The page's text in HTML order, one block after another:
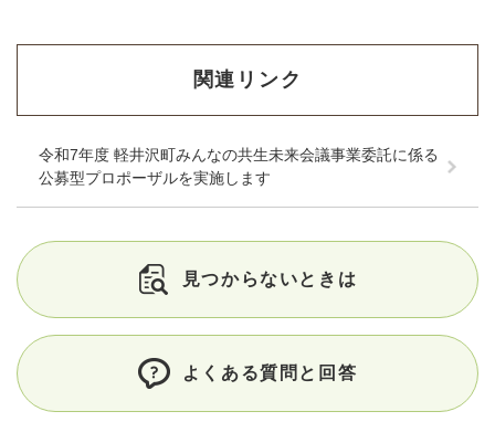
関連リンク
令和7年度 軽井沢町みんなの共生未来会議事業委託に係る
公募型プロポーザルを実施します
見つからないときは
よくある質問と回答